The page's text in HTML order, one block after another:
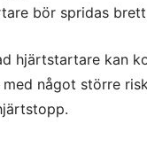
bör spridas brett
hjärtstartare kan
något större